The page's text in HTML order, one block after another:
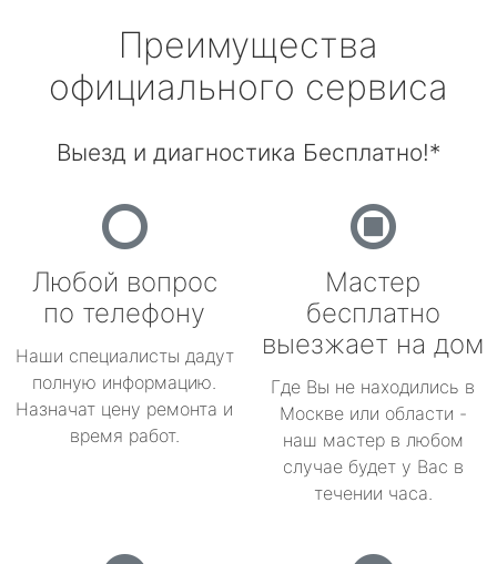
Преимущества
официального сервиса
Выезд и диагностика Бесплатно!*
Любой вопрос
по телефону
Наши специалисты дадут
полную информацию.
Назначат цену ремонта и
время работ.
Мастер
бесплатно
выезжает на дом
Где Вы не находились в
Москве или области -
наш мастер в любом
случае будет у Вас в
течении часа.